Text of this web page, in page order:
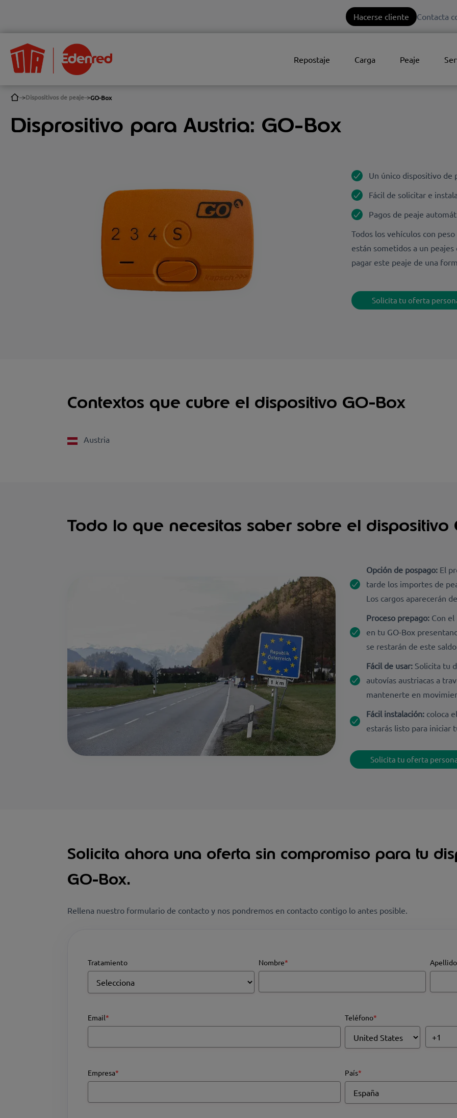
Hacerse cliente Contacta
Repostaje Carga Peaje
Dispositivos de peaje GO-Box
Disprositivo para Austria: GO-Box
Un único dispositivo de
Fácil de solicitar e
Pagos de peaje
Todos los vehículos con
están sometidos a un
pagar este peaje de una
Solicita tu oferta
Contextos que cubre el dispositivo GO-Box
Austria
Todo lo que necesitas saber sobre el dispositivo
Opción de pospago: El
tarde los importes de
Los cargos aparecerán
Proceso prepago: Con
en tu GO-Box
se restarán de este
Fácil de usar:Solicita tu
autovías austriacas a
mantenerte en
Fácil instalación: coloca
estarás listo para iniciar
Solicita tu oferta
Solicita ahora una oferta sin compromiso para tu
GO-Box.
Rellena nuestro formulario de contacto y nos pondremos en contacto contigo lo antes posible.
Tratamiento Nombre* Apellido
Email* Teléfono*
Empresa* País*